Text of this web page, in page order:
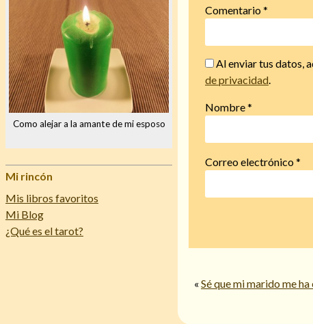
Como alejar a la amante de mi esposo
Mi rincón
Mis libros favoritos
Mi Blog
¿Qué es el tarot?
Comentario*
Al enviar tus datos,
de privacidad
Nombre*
Correo electrónico*
« Sé que mi marido me